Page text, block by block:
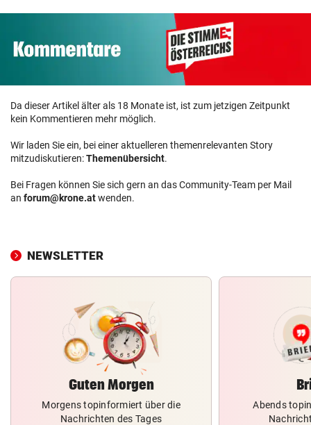
Da dieser Artikel älter als 18 Monate ist, ist zum jetzigen Zeitpunkt
kein Kommentieren mehr möglich.
Wir laden Sie ein, bei einer aktuelleren themenrelevanten Story
mitzudiskutieren:Themenübersicht.
Bei Fragen können Sie sich gern an das Community-Team per Mail
an forum@krone.atwenden.
NEWSLETTER
Guten Morgen
Morgens topinformiert über die
Nachrichten des Tages
Abends